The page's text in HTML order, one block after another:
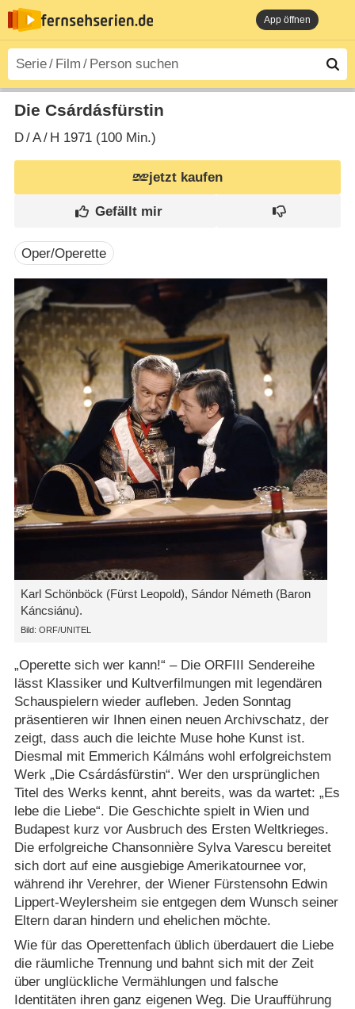
App öffnen
Die Csárdásfürstin
D/A/ H 1971 (100 Min.)
jetzt kaufen
Oper/Operette
Karl Schönböck (Fürst Leopold), Sándor Németh (Baron
Káncsiánu).
Bild: ORF/​UNITEL
„Operette sich wer kann!“ – Die ORFIII Sendereihe
lässt Klassiker und Kultverfilmungen mit legendären
Schauspielern wieder aufleben. Jeden Sonntag
präsentieren wir Ihnen einen neuen Archivschatz, der
zeigt, dass auch die leichte Muse hohe Kunst ist.
Diesmal mit Emmerich Kálmáns wohl erfolgreichstem
Werk „Die Csárdásfürstin“. Wer den ursprünglichen
Titel des Werks kennt, ahnt bereits, was da wartet: „Es
lebe die Liebe“. Die Geschichte spielt in Wien und
Budapest kurz vor Ausbruch des Ersten Weltkrieges.
Die erfolgreiche Chansonnière Sylva Varescu bereitet
sich dort auf eine ausgiebige Amerikatournee vor,
während ihr Verehrer, der Wiener Fürstensohn Edwin
Lippert-Weylersheim sie entgegen dem Wunsch seiner
Eltern daran hindern und ehelichen möchte.
Wie für das Operettenfach üblich überdauert die Liebe
die räumliche Trennung und bahnt sich mit der Zeit
über unglückliche Vermählungen und falsche
Identitäten ihren ganz eigenen Weg. Die Uraufführung